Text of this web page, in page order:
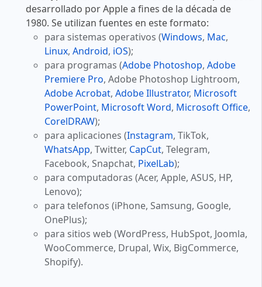
desarrollado por Apple a fines de la década de
1980. Se utilizan fuentes en este formato:
para sistemas operativos (Windows, Mac,
Linux, Android, iOS);
para programas (Adobe Photoshop, Adobe
Premiere Pro, Adobe Photoshop Lightroom,
Adobe Acrobat, Adobe Illustrator, Microsoft
PowerPoint, Microsoft Word, Microsoft Office,
CorelDRAW);
para aplicaciones (Instagram, TikTok,
WhatsApp, Twitter, CapCut, Telegram,
Facebook, Snapchat, PixelLab);
para computadoras (Acer, Apple, ASUS, HP,
Lenovo);
para telefonos (iPhone, Samsung, Google,
OnePlus);
para sitios web (WordPress, HubSpot, Joomla,
WooCommerce, Drupal, Wix, BigCommerce,
Shopify).